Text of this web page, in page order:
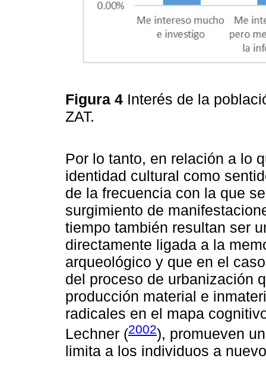
Figura 4 Interés de la
ZAT.
Por lo tanto, en relación a lo
identidad cultural como
de la frecuencia con la que
surgimiento de
tiempo también resultan ser
directamente ligada a la
arqueológico y que en el
del proceso de urbanización
producción material e
radicales en el mapa
Lechner (2002), promueven
limita a los individuos a